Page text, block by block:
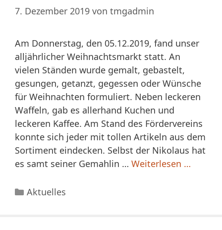
7. Dezember 2019 von tmgadmin
Am Donnerstag, den 05.12.2019, fand unser
alljährlicher Weihnachtsmarkt statt. An
vielen Ständen wurde gemalt, gebastelt,
gesungen, getanzt, gegessen oder Wünsche
für Weihnachten formuliert. Neben leckeren
Waffeln, gab es allerhand Kuchen und
leckeren Kaffee. Am Stand des Fördervereins
konnte sich jeder mit tollen Artikeln aus dem
Sortiment eindecken. Selbst der Nikolaus hat
es samt seiner Gemahlin … Weiterlesen …
Kategorien
Aktuelles